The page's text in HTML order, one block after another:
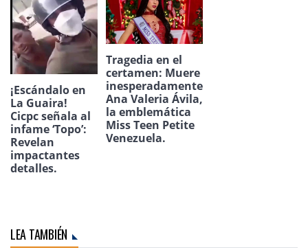
¡Escándalo en
La Guaira!
Cicpc señala al
infame ‘Topo’:
Revelan
impactantes
detalles.
Tragedia en el
certamen: Muere
inesperadamente
Ana Valeria Ávila,
la emblemática
Miss Teen Petite
Venezuela.
LEA TAMBIÉN